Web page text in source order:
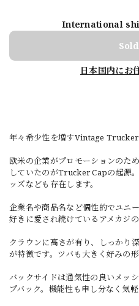
International
日本国内にお
年々希少性を増すVintage Trucker
欧米の企業がプロモーションのた
していたのがTrucker Capの起源
ッズなども存在します。
企業名や商品名など個性的でユニ
好きに愛され続けているアメカジの
クラウンに高さが有り、しっかり
が特徴です。ツバも大きく好みの
バックサイドは通気性の良いメッ
プバック。機能性も申し分なく気